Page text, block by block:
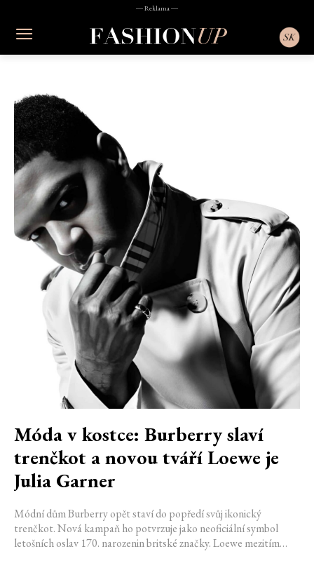
― Reklama ―
Móda v kostce: Burberry slaví
trenčkot a novou tváří Loewe je
Julia Garner
Módní dům Burberry opět staví do popředí svůj ikonický
trenčkot. Nová kampaň ho potvrzuje jako neoficiální symbol
letošních oslav 170. narozenin britské značky. Loewe mezitím